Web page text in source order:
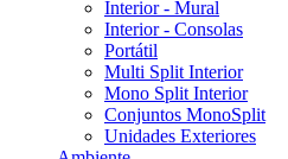
Interior - Mural
Interior - Consolas
Portátil
Multi Split Interior
Mono Split Interior
Conjuntos MonoSplit
Unidades Exteriores